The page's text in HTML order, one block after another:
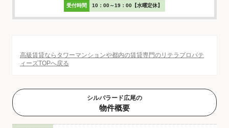
受付時間 10：00～19：00【水曜定休】
高級賃貸ならタワーマンションや都内の賃貸専門のリテラプロパテ
ィーズTOPへ戻る
シルバラード広尾の
物件概要